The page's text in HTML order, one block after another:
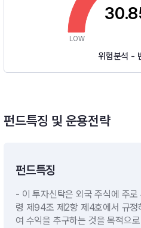
LOW
위험분석 -
펀드특징 및 운용전략
펀드특징
- 이 투자신탁은 외국 주식에 주
령 제94조 제2항 제4호에서 규정
여 수익을 추구하는 것을 목적으